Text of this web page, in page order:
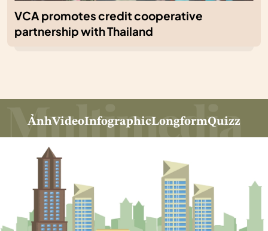
VCA promotes credit cooperative
partnership with Thailand
ẢnhVideoInfographicLongformQuizz